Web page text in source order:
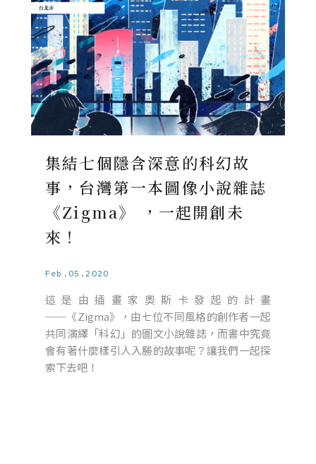
集結七個隱含深意的科幻故
事，台灣第一本圖像小說雜誌
《Zigma》 ，一起開創未
來！
Feb.05.2020
這是由插畫家奧斯卡發起的計畫
──《Zigma》，由七位不同風格的創作者一起
共同演繹「科幻」的圖文小說雜誌，而書中究竟
會有著什麼樣引人入勝的故事呢？讓我們一起探
索下去吧！